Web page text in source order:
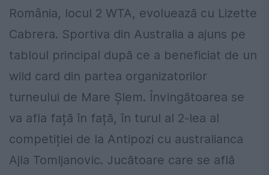
România, locul 2 WTA, evoluează cu Lizette
Cabrera. Sportiva din Australia a ajuns pe
tabloul principal după ce a beneficiat de un
wild card din partea organizatorilor
turneului de Mare Șlem. Învingătoarea se
va afla față în față, în turul al 2-lea al
competiției de la Antipozi cu australianca
Ajla Tomljanovic. Jucătoare care se află